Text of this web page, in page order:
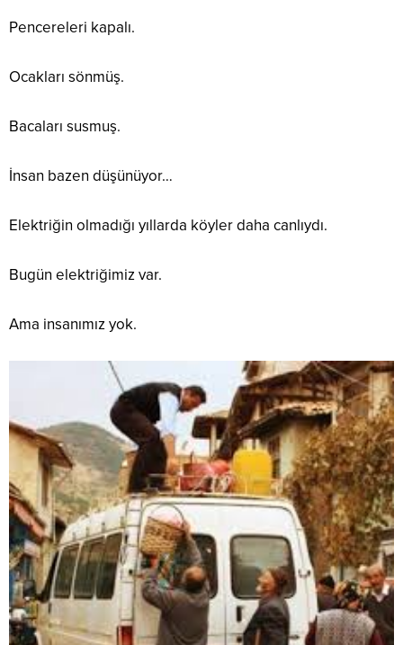
Pencereleri kapalı.
Ocakları sönmüş.
Bacaları susmuş.
İnsan bazen düşünüyor…
Elektriğin olmadığı yıllarda köyler daha canlıydı.
Bugün elektriğimiz var.
Ama insanımız yok.